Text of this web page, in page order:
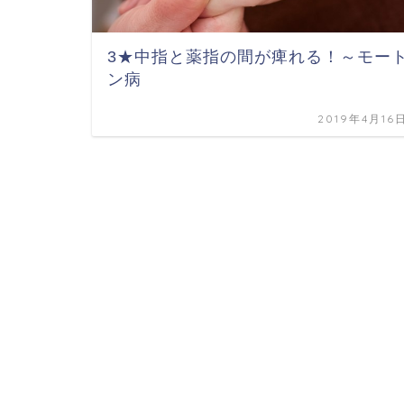
3★中指と薬指の間が痺れる！～モー
ン病
2019年4月16